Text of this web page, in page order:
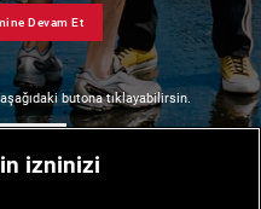
Devam Et
butona tıklayabilirsin.
izninizi